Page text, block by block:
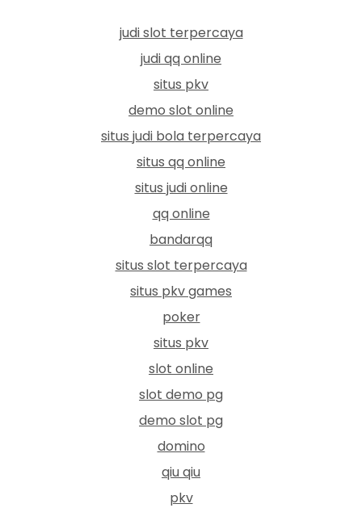
judi slot terpercaya
judi qq online
situs pkv
demo slot online
situs judi bola terpercaya
situs qq online
situs judi online
qq online
bandarqq
situs slot terpercaya
situs pkv games
poker
situs pkv
slot online
slot demo pg
demo slot pg
domino
qiu qiu
pkv